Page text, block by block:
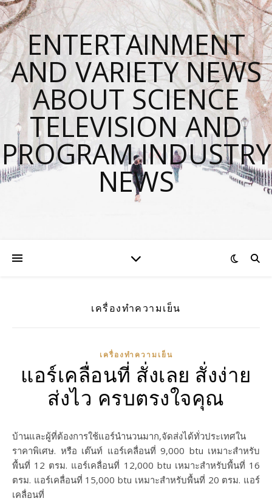
ENTERTAINMENT
AND VARIETY NEWS
ABOUT SCIENCE
TELEVISION AND
PROGRAM INDUSTRY
NEWS
เครื่องทำความเย็น
เครื่องทำความเย็น
แอร์เคลื่อนที่ สั่งเลย สั่งง่าย
ส่งไว ครบตรงใจคุณ
บ้านและผู้ที่ต้องการใช้แอร์นำนวนมาก,จัดส่งได้ทั่วประเทศใน
ราคาพิเศษ. หรือ เต๊นท์ แอร์เคลื่อนที่ 9,000 btu เหมาะสำหรับ
พื้นที่ 12 ตรม. แอร์เคลื่อนที่ 12,000 btu เหมาะสำหรับพื้นที่ 16
ตรม. แอร์เคลื่อนที่ 15,000 btu เหมาะสำหรับพื้นที่ 20 ตรม. แอร์
เคลื่อนที่